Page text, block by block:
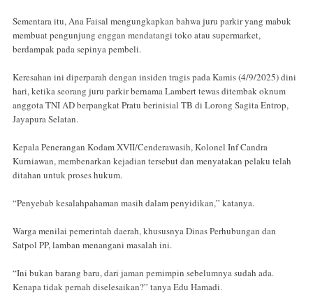
Sementara itu, Ana Faisal mengungkapkan bahwa juru parkir yang mabuk
membuat pengunjung enggan mendatangi toko atau supermarket,
berdampak pada sepinya pembeli.
Keresahan ini diperparah dengan insiden tragis pada Kamis (4/9/2025) dini
hari, ketika seorang juru parkir bernama Lambert tewas ditembak oknum
anggota TNI AD berpangkat Pratu berinisial TB di Lorong Sagita Entrop,
Jayapura Selatan.
Kepala Penerangan Kodam XVII/Cenderawasih, Kolonel Inf Candra
Kurniawan, membenarkan kejadian tersebut dan menyatakan pelaku telah
ditahan untuk proses hukum.
“Penyebab kesalahpahaman masih dalam penyidikan,” katanya.
Warga menilai pemerintah daerah, khususnya Dinas Perhubungan dan
Satpol PP, lamban menangani masalah ini.
“Ini bukan barang baru, dari jaman pemimpin sebelumnya sudah ada.
Kenapa tidak pernah diselesaikan?” tanya Edu Hamadi.